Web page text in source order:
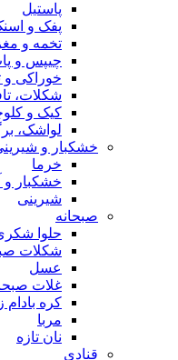
پاستیل
پفک و
تخمه و
چیپس و
خوراکی
شکلات،
کیک و
لواشک،
خشکبار و
خرما
خشکبار و
شیرینی
صبحانه
حلوا
شکلات
عسل
غلات
کره بادام
مربا
نان تازه
قنادی